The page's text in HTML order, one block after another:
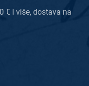
€ i više, dostava na